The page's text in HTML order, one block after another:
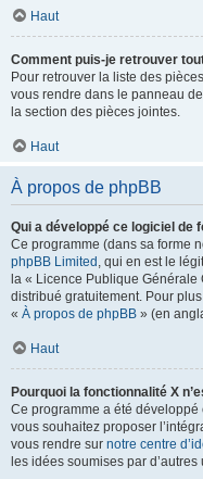
Haut
Comment puis-je retrouver
Pour retrouver la liste des
vous rendre dans le panneau
la section des pièces jointes.
Haut
À propos de phpBB
Qui a développé ce logiciel de
Ce programme (dans sa forme
phpBB Limited , qui en est le
la « Licence Publique Générale
distribué gratuitement. Pour
« À propos de phpBB » (en
Haut
Pourquoi la fonctionnalité X
Ce programme a été
vous souhaitez proposer
vous rendre sur notre centre
les idées soumises par